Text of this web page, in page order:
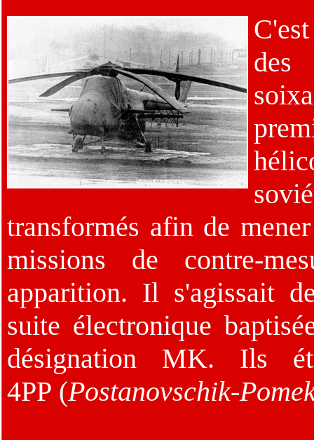
transformés afin de
missions de contre-
apparition. Il s'agissait
suite électronique
désignation MK. Ils
4PP (Postanovschik-